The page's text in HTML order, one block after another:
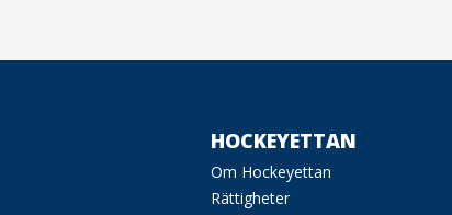
HOCKEYETTAN
Om Hockeyettan
Rättigheter